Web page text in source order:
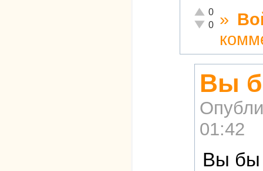
Отлично!
0
Неадекватно!
0 »
Вы
01:42
Вы бы